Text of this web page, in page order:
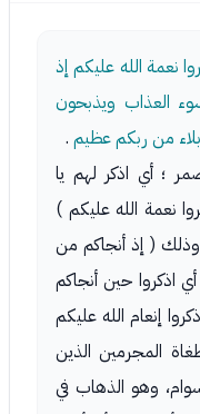
نعمة الله عليكم إذ
العذاب ويذبحون
من ربكم عظيم .
؛ أي اذكر لهم يا
نعمة الله عليكم )
وذلك ( إذ أنجاكم من
اذكروا حين أنجاكم
إنعام الله عليكم
المجرمين الذين
وهو الذهاب في